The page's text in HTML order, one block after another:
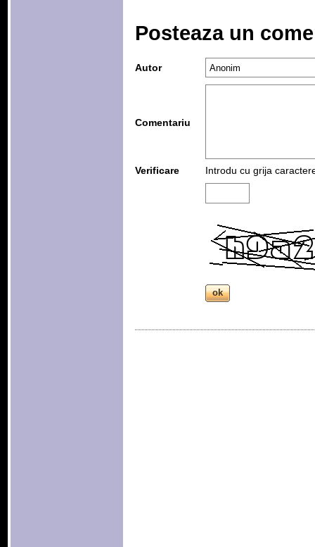
Posteaza un
Autor
Comentariu
Verificare Introdu cu grija